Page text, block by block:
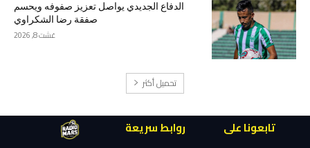
الدفاع الجديدي يواصل تعزيز صفوفه ويحسم
صفقة رضا الشكراوي
غشت 8, 2026
تحميل أكثر
تابعونا على
روابط سريعة